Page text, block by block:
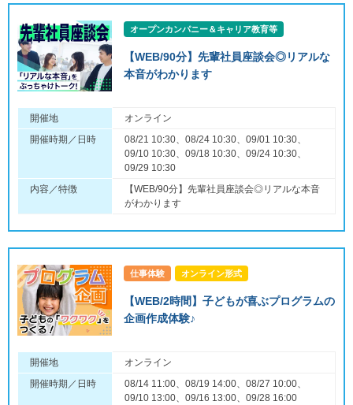
オープンカンパニー＆キャリア教育等
【WEB/90分】先輩社員座談会◎リアルな
本音がわかります
開催地
オンライン
開催時期／日時
08/21 10:30、08/24 10:30、09/01 10:30、
09/10 10:30、09/18 10:30、09/24 10:30、
09/29 10:30
内容／特徴
【WEB/90分】先輩社員座談会◎リアルな本音
がわかります
仕事体験 オンライン形式
【WEB/2時間】子どもが喜ぶプログラムの
企画作成体験♪
開催地
オンライン
開催時期／日時
08/14 11:00、08/19 14:00、08/27 10:00、
09/10 13:00、09/16 13:00、09/28 16:00